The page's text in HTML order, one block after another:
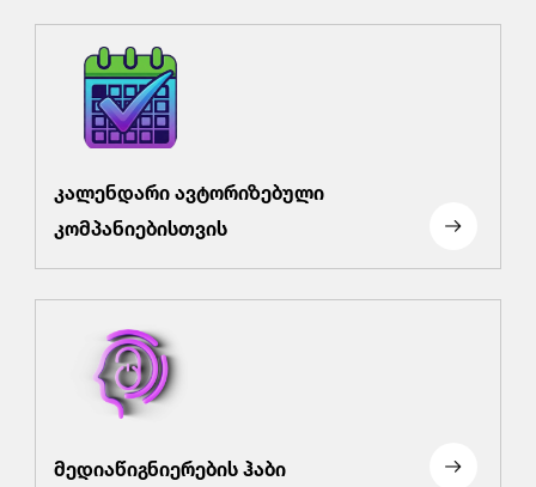
კალენდარი ავტორიზებული
კომპანიებისთვის
მედიაწიგნიერების ჰაბი